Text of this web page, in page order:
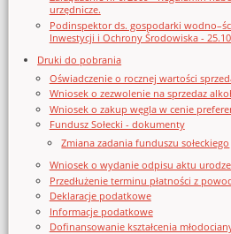
urzędnicze.
Podinspektor ds. gospodarki
Inwestycji i Ochrony Środowiska -
Druki do pobrania
Oświadczenie o rocznej wartości
Wniosek o zezwolenie na sprzedaz
Wniosek o zakup węgla w cenie
Fundusz Sołecki - dokumenty
Zmiana zadania funduszu sołeckiego
Wniosek o wydanie odpisu aktu
Przedłużenie terminu płatności z
Deklaracje podatkowe
Informacje podatkowe
Dofinansowanie kształcenia